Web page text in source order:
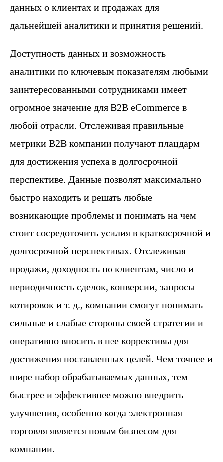
данных о клиентах и продажах для
дальнейшей аналитики и принятия решений.
Доступность данных и возможность
аналитики по ключевым показателям любыми
заинтересованными сотрудниками имеет
огромное значение для B2B eCommerce в
любой отрасли. Отслеживая правильные
метрики B2B компании получают плацдарм
для достижения успеха в долгосрочной
перспективе. Данные позволят максимально
быстро находить и решать любые
возникающие проблемы и понимать на чем
стоит сосредоточить усилия в краткосрочной и
долгосрочной перспективах. Отслеживая
продажи, доходность по клиентам, число и
периодичность сделок, конверсии, запросы
котировок и т. д., компании смогут понимать
сильные и слабые стороны своей стратегии и
оперативно вносить в нее коррективы для
достижения поставленных целей. Чем точнее и
шире набор обрабатываемых данных, тем
быстрее и эффективнее можно внедрить
улучшения, особенно когда электронная
торговля является новым бизнесом для
компании.